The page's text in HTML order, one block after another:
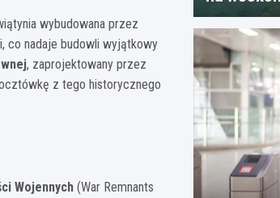
wybudowana przez
co nadaje budowli wyjątkowy
, zaprojektowany przez
z tego historycznego
Wojennych (War Remnants